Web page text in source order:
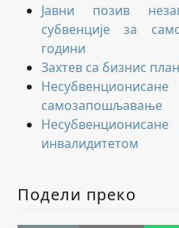
Јавни позив
субвенције за
години
Захтев са бизнис
самозапошљавање
инвалидитетом
Подели преко